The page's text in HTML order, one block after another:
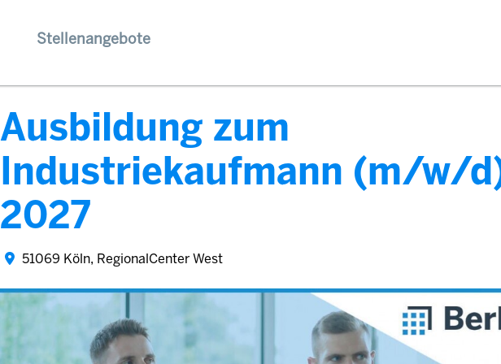
Stellenangebote
Ausbildung zum
Industriekaufmann (m/w/
2027
51069 Köln, RegionalCenter West